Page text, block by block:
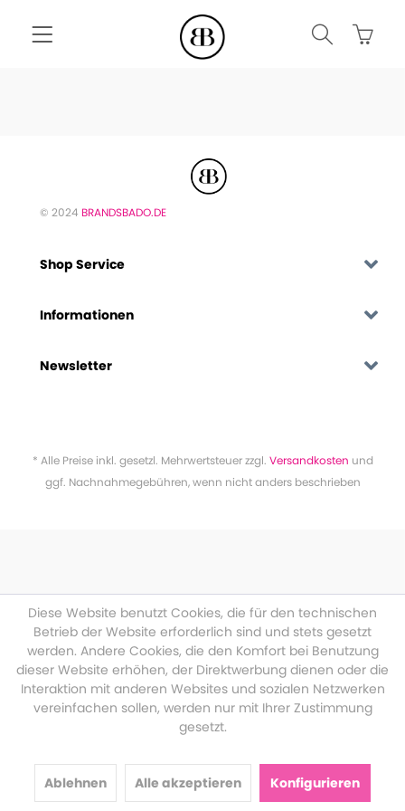
© 2024 BRANDSBADO.DE
Shop Service
Informationen
Newsletter
* Alle Preise inkl. gesetzl. Mehrwertsteuer zzgl. Versandkosten und
ggf. Nachnahmegebühren, wenn nicht anders beschrieben
Diese Website benutzt Cookies, die für den technischen
Betrieb der Website erforderlich sind und stets gesetzt
werden. Andere Cookies, die den Komfort bei Benutzung
dieser Website erhöhen, der Direktwerbung dienen oder die
Interaktion mit anderen Websites und sozialen Netzwerken
vereinfachen sollen, werden nur mit Ihrer Zustimmung
gesetzt.
Ablehnen Alle akzeptieren Konfigurieren